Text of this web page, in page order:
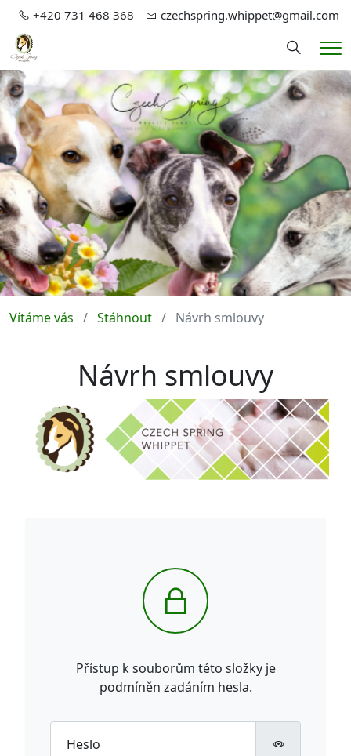
+420 731 468 368 czechspring.whippet@gmail.com
Hledání
Vítáme vás Stáhnout Návrh smlouvy
Návrh smlouvy
Přístup k souborům této složky je
podmíněn zadáním hesla.
Heslo